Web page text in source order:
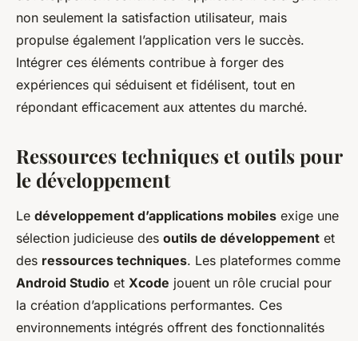
non seulement la satisfaction utilisateur, mais
propulse également l’application vers le succès.
Intégrer ces éléments contribue à forger des
expériences qui séduisent et fidélisent, tout en
répondant efficacement aux attentes du marché.
Ressources techniques et outils pour
le développement
Le développement d’applications mobiles exige une
sélection judicieuse des outils de développement et
des ressources techniques. Les plateformes comme
Android Studio et Xcode jouent un rôle crucial pour
la création d’applications performantes. Ces
environnements intégrés offrent des fonctionnalités